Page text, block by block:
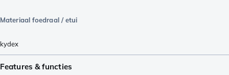
Materiaal foedraal / etui
kydex
Features & functies